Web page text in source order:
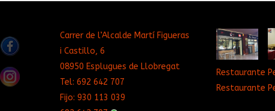
Carrer de l’Alcalde Martí Figueras
i Castillo, 6
08950 Esplugues de Llobregat
Tel:692 642 707
Fijo:930 113 039
Restaurante
Restaurante